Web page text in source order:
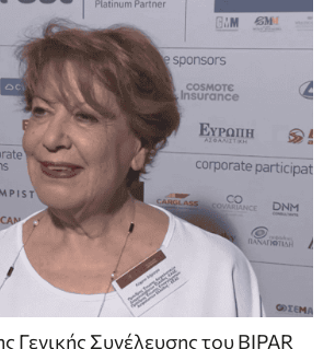
Γενικής Συνέλευσης του BIPAR